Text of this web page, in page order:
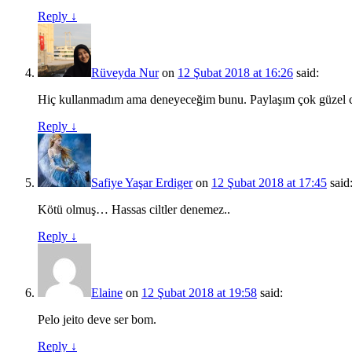
Reply ↓
Rüveyda Nuron 12 Şubat 2018 at 16:26 said:
Hiç kullanmadım ama deneyeceğim bunu. Paylaşım çok güzel
Reply ↓
Safiye Yaşar Erdigeron 12 Şubat 2018 at 17:45 said:
Kötü olmuş… Hassas ciltler denemez..
Reply ↓
Elaine on 12 Şubat 2018 at 19:58 said:
Pelo jeito deve ser bom.
Reply ↓